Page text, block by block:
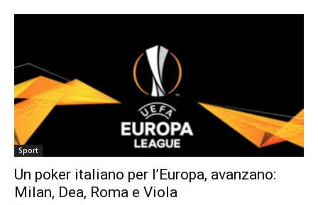
Sport
Un poker italiano per l’Europa, avanzano:
Milan, Dea, Roma e Viola